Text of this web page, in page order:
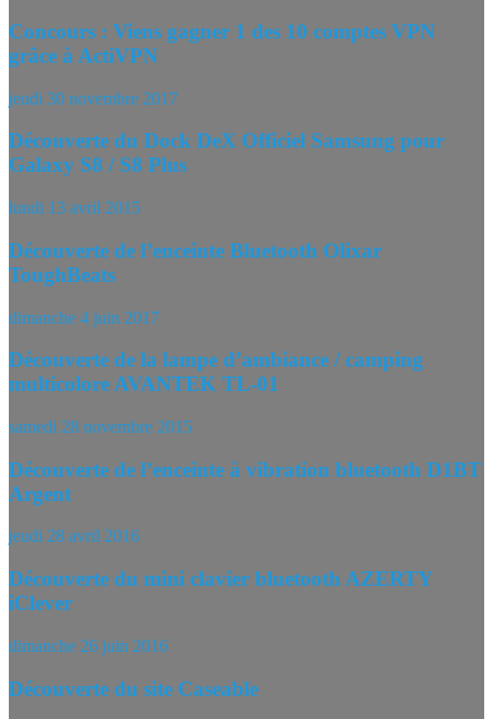
Concours : Viens gagner 1 des 10 comptes VPN
grâce à ActiVPN
jeudi 30 novembre 2017
Découverte du Dock DeX Officiel Samsung pour
Galaxy S8 / S8 Plus
lundi 13 avril 2015
Découverte de l’enceinte Bluetooth Olixar
ToughBeats
dimanche 4 juin 2017
Découverte de la lampe d’ambiance / camping
multicolore AVANTEK TL-01
samedi 28 novembre 2015
Découverte de l’enceinte à vibration bluetooth D1BT
Argent
jeudi 28 avril 2016
Découverte du mini clavier bluetooth AZERTY
iClever
dimanche 26 juin 2016
Découverte du site Caseable